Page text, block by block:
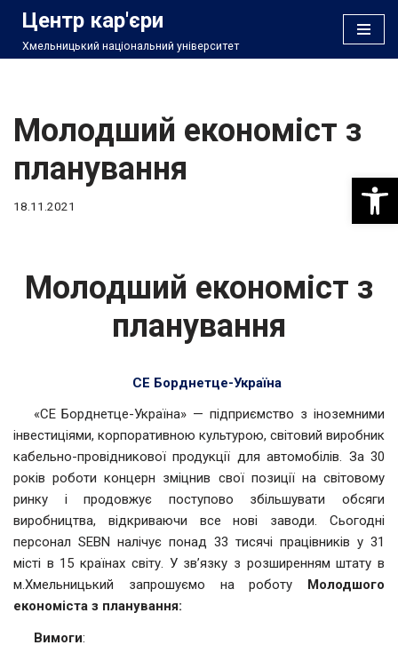
Перейти
Центр кар'єри
Хмельницький національний університет
Молодший економіст з
планування
18.11.2021
Молодший економіст з
планування
СЕ Борднетце-Україна
«СЕ Борднетце-Україна» — підприємство з іноземними
інвестиціями, корпоративною культурою, світовий виробник
кабельно-провідникової продукції для автомобілів. За 30
років роботи концерн зміцнив свої позиції на світовому
ринку і продовжує поступово збільшувати обсяги
виробництва, відкриваючи все нові заводи. Сьогодні
персонал SEBN налічує понад 33 тисячі працівників у 31
місті в 15 країнах світу. У зв’язку з розширенням штату в
м.Хмельницький запрошуємо на роботу Молодшого
економіста з планування:
Вимоги: